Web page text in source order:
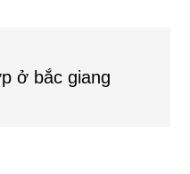
ở bắc giang